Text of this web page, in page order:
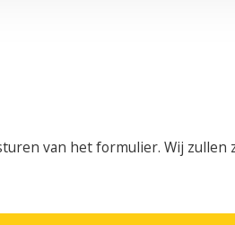
van het formulier. Wij zullen